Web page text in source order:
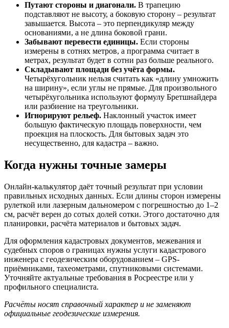
Путают стороны и диагонали. В трапецию
подставляют не высоту, а боковую сторону – результат
завышается. Высота – это перпендикуляр между
основаниями, а не длина боковой грани.
Забывают перевести единицы. Если стороны
измерены в сотнях метров, а программа считает в
метрах, результат будет в сотни раз больше реального.
Складывают площади без учёта формы.
Четырёхугольник нельзя считать как «длину умножить
на ширину», если углы не прямые. Для произвольного
четырёхугольника используют формулу Бретшнайдера
или разбиение на треугольники.
Игнорируют рельеф. Наклонный участок имеет
большую фактическую площадь поверхности, чем
проекция на плоскость. Для бытовых задач это
несущественно, для кадастра – важно.
Когда нужны точные замеры
Онлайн-калькулятор даёт точный результат при условии
правильных исходных данных. Если длины сторон измерены
рулеткой или лазерным дальномером с погрешностью до 1–2
см, расчёт верен до сотых долей сотки. Этого достаточно для
планировки, расчёта материалов и бытовых задач.
Для оформления кадастровых документов, межевания и
судебных споров о границах нужны услуги кадастрового
инженера с геодезическим оборудованием – GPS-
приёмниками, тахеометрами, спутниковыми системами.
Уточняйте актуальные требования в Росреестре или у
профильного специалиста.
Расчёты носят справочный характер и не заменяют
официальные геодезические измерения.